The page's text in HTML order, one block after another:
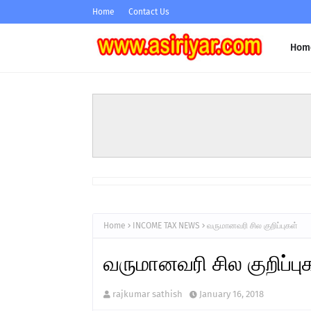
Home Contact Us
Home INCOME TAX NEWS வருமானவரி சில குறிப்புகள்
வருமானவரி சில
rajkumar sathish January 16, 2018